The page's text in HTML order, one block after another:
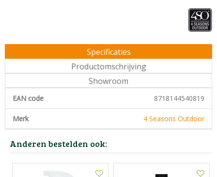
Specificaties
Productomschrijving
Showroom
EAN code 8718144540819
Merk 4 Seasons Outdoor
Anderen bestelden ook: